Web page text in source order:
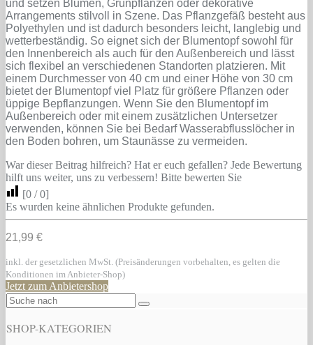
und setzen Blumen, Grünpflanzen oder dekorative
Arrangements stilvoll in Szene. Das Pflanzgefäß besteht aus
Polyethylen und ist dadurch besonders leicht, langlebig und
wetterbeständig. So eignet sich der Blumentopf sowohl für
den Innenbereich als auch für den Außenbereich und lässt
sich flexibel an verschiedenen Standorten platzieren. Mit
einem Durchmesser von 40 cm und einer Höhe von 30 cm
bietet der Blumentopf viel Platz für größere Pflanzen oder
üppige Bepflanzungen. Wenn Sie den Blumentopf im
Außenbereich oder mit einem zusätzlichen Untersetzer
verwenden, können Sie bei Bedarf Wasserabflusslöcher in
den Boden bohren, um Staunässe zu vermeiden.
War dieser Beitrag hilfreich? Hat er euch gefallen? Jede Bewertung
hilft uns weiter, uns zu verbessern! Bitte bewerten Sie
[0 /0]
Es wurden keine ähnlichen Produkte gefunden.
21,99 €
inkl. der gesetzlichen MwSt. (Preisänderungen vorbehalten, es gelten die
Konditionen im Anbieter-Shop)
Jetzt zum Anbietershop
SHOP-KATEGORIEN